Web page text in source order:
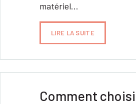
matériel…
LIRE LA SUITE
Comment